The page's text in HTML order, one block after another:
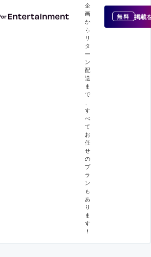
企
画
か
ら
リ
タ
ー
ン
配
送
ま
で
す
べ
て
お
任
せ
の
プ
ラ
ン
も
あ
り
ま
す
！
無料 掲載